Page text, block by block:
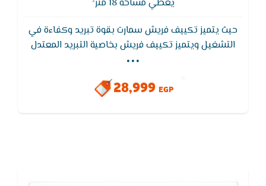
يغطي مساحة 18 متر²
حيث يتميز تكييف فريش سمارت بقوة تبريد وكفاءة في
التشغيل ويتميز تكييف فريش بخاصية التبريد المعتدل
التى تعمل على توفير الهواء المكيف بشكل متوسط
التلقائى يقوم التكييف بتشغيل نفسه تلقائيا عند عودة
...
28,999 EGP